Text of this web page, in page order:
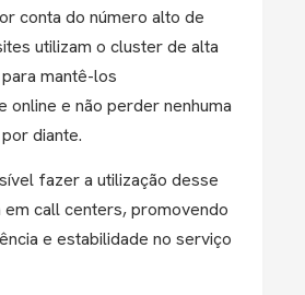
conta do número alto de
utilizam o cluster de alta
mantê-los
online e não perder nenhuma
diante.
fazer a utilização desse
call centers, promovendo
e estabilidade no serviço